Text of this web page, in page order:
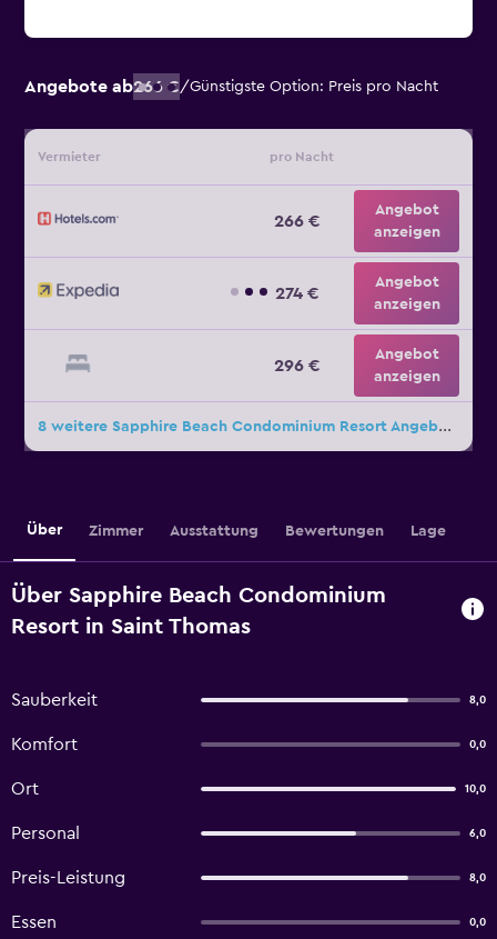
Angebote ab266 €/Günstigste Option: Preis pro Nacht
Vermieter pro Nacht
266 €
Angebot
anzeigen
274 €
Angebot
anzeigen
296 €
Angebot
anzeigen
8 weitere Sapphire Beach Condominium Resort Angebote
Über Zimmer Ausstattung Bewertungen Lage
Über Sapphire Beach Condominium
Resort in Saint Thomas
Sauberkeit 8,0
Komfort 0,0
Ort 10,0
Personal 6,0
Preis-Leistung 8,0
Essen 0,0